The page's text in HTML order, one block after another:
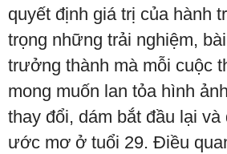
quyết định giá trị của hành
trọng những trải nghiệm,
trưởng thành mà mỗi cuộc
mong muốn lan tỏa hình
thay đổi, dám bắt đầu lại và
ước mơ ở tuổi 29. Điều